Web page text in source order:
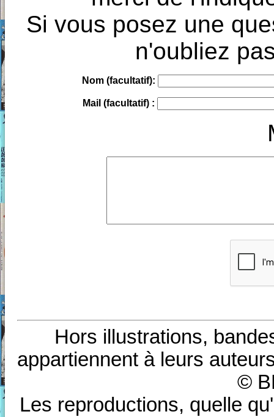
Si vous posez une
n'oubliez
Nom (facultatif):
Mail (facultatif) :
Hors illustrations,
appartiennent à leurs
©
Les reproductions, quelle